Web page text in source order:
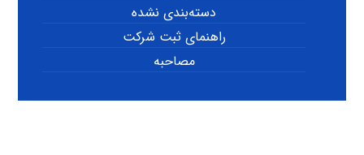
دسته‌بندی نشده
راهنمای ثبت شرکت
مصاحبه